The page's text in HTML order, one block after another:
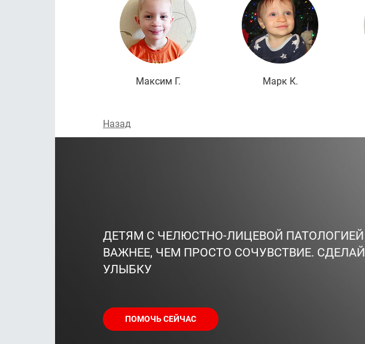
Максим Г. Марк К.
Назад
ДЕТЯМ С ЧЕЛЮСТНО-ЛИЦЕВОЙ
ВАЖНЕЕ, ЧЕМ ПРОСТО СОЧУВСТВИЕ.
УЛЫБКУ
ПОМОЧЬ СЕЙЧАС